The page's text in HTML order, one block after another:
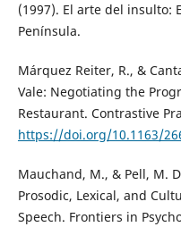
(1997). El arte del insulto:
Península.
Márquez Reiter, R., &
Vale: Negotiating the
Restaurant. Contrastive
https://doi.org/10.1163/
Mauchand, M., & Pell, M.
Prosodic, Lexical, and
Speech. Frontiers in